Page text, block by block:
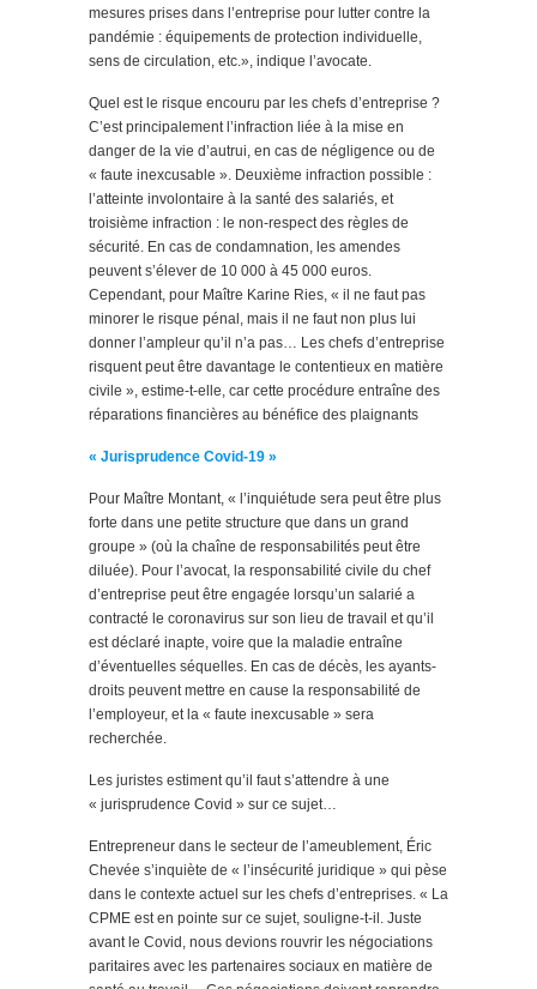
mesures prises dans l’entreprise pour lutter contre la
pandémie : équipements de protection individuelle,
sens de circulation, etc.», indique l’avocate.
Quel est le risque encouru par les chefs d’entreprise ?
C’est principalement l’infraction liée à la mise en
danger de la vie d’autrui, en cas de négligence ou de
« faute inexcusable ». Deuxième infraction possible :
l’atteinte involontaire à la santé des salariés, et
troisième infraction : le non-respect des règles de
sécurité. En cas de condamnation, les amendes
peuvent s’élever de 10 000 à 45 000 euros.
Cependant, pour Maître Karine Ries, « il ne faut pas
minorer le risque pénal, mais il ne faut non plus lui
donner l’ampleur qu’il n’a pas… Les chefs d’entreprise
risquent peut être davantage le contentieux en matière
civile », estime-t-elle, car cette procédure entraîne des
réparations financières au bénéfice des plaignants
« Jurisprudence Covid-19 »
Pour Maître Montant, « l’inquiétude sera peut être plus
forte dans une petite structure que dans un grand
groupe » (où la chaîne de responsabilités peut être
diluée). Pour l’avocat, la responsabilité civile du chef
d’entreprise peut être engagée lorsqu’un salarié a
contracté le coronavirus sur son lieu de travail et qu’il
est déclaré inapte, voire que la maladie entraîne
d’éventuelles séquelles. En cas de décès, les ayants-
droits peuvent mettre en cause la responsabilité de
l’employeur, et la « faute inexcusable » sera
recherchée.
Les juristes estiment qu’il faut s’attendre à une
« jurisprudence Covid » sur ce sujet…
Entrepreneur dans le secteur de l’ameublement, Éric
Chevée s’inquiète de « l’insécurité juridique » qui pèse
dans le contexte actuel sur les chefs d’entreprises. « La
CPME est en pointe sur ce sujet, souligne-t-il. Juste
avant le Covid, nous devions rouvrir les négociations
paritaires avec les partenaires sociaux en matière de